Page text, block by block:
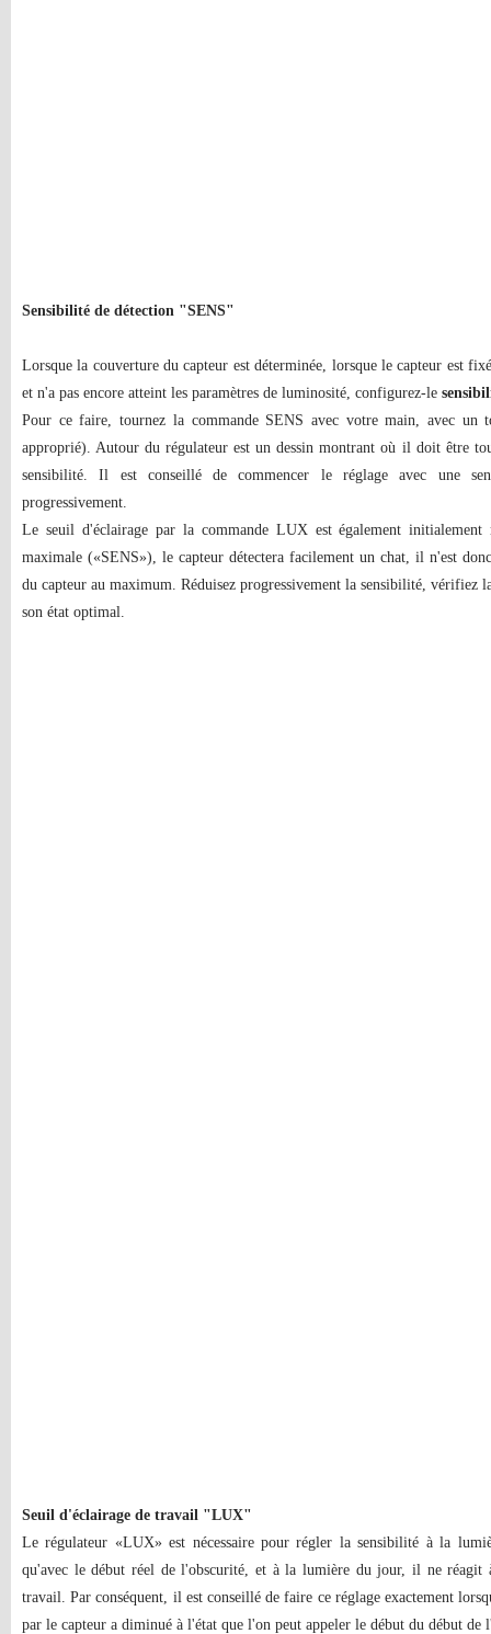
Sensibilité de détection "SENS"
Lorsque la couverture du capteur est déterminée, lorsque le capteur est
et n'a pas encore atteint les paramètres de luminosité, configurez-le
Pour ce faire, tournez la commande SENS avec votre main, avec un
approprié). Autour du régulateur est un dessin montrant où il doit être
sensibilité. Il est conseillé de commencer le réglage avec une
progressivement.
Le seuil d'éclairage par la commande LUX est également
maximale («SENS»), le capteur détectera facilement un chat, il n'est
du capteur au maximum. Réduisez progressivement la sensibilité, vérifiez
son état optimal.
Seuil d'éclairage de travail "LUX"
Le régulateur «LUX» est nécessaire pour régler la sensibilité à la
qu'avec le début réel de l'obscurité, et à la lumière du jour, il ne réagit
travail. Par conséquent, il est conseillé de faire ce réglage exactement
par le capteur a diminué à l'état que l'on peut appeler le début du début de